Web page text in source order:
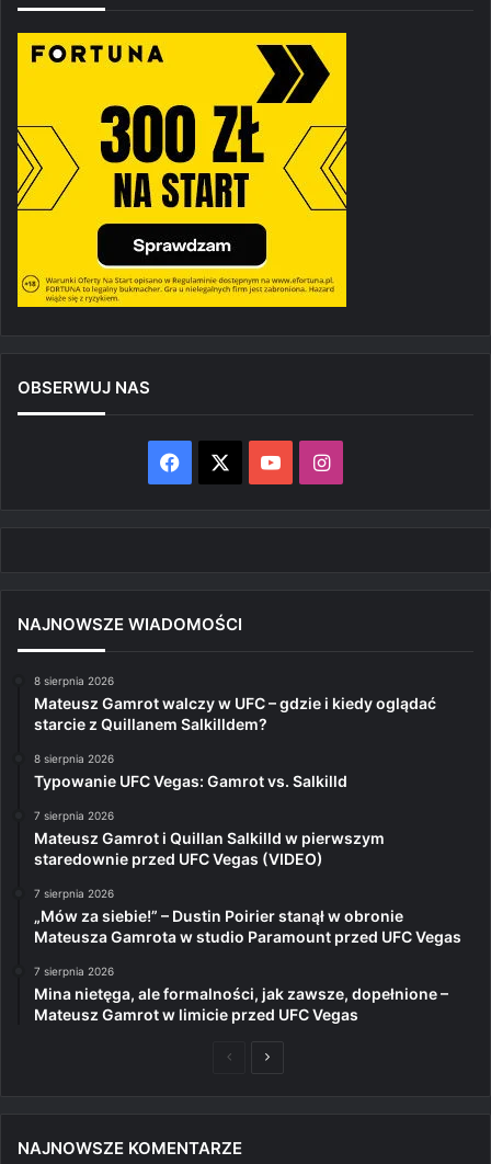
OBSERWUJ NAS
Facebook YouTubeInstagram
NAJNOWSZE WIADOMOŚCI
8 sierpnia 2026
Mateusz Gamrot walczy w UFC – gdzie i kiedy oglądać
starcie z Quillanem Salkilldem?
8 sierpnia 2026
Typowanie UFC Vegas: Gamrot vs. Salkilld
7 sierpnia 2026
Mateusz Gamrot i Quillan Salkilld w pierwszym
staredownie przed UFC Vegas (VIDEO)
7 sierpnia 2026
„Mów za siebie!” – Dustin Poirier stanął w obronie
Mateusza Gamrota w studio Paramount przed UFC Vegas
7 sierpnia 2026
Mina nietęga, ale formalności, jak zawsze, dopełnione –
Mateusz Gamrot w limicie przed UFC Vegas
PoprzedniaNastępna
NAJNOWSZE KOMENTARZE